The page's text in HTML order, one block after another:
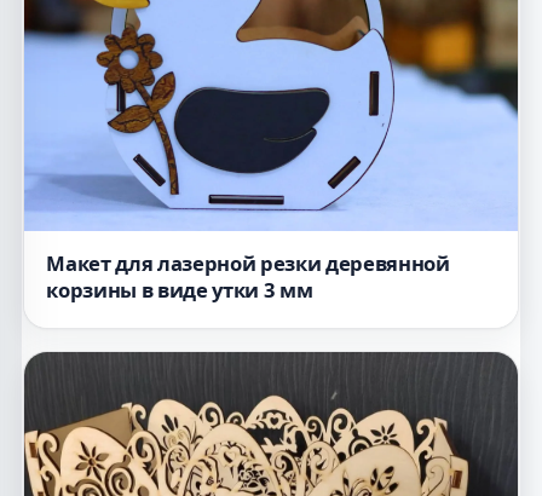
Макет для лазерной резки деревянной
корзины в виде утки 3 мм